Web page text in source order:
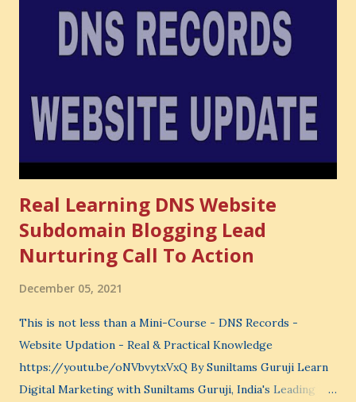
also lose the chance to choose something better. This is a
very powerful idea. As a digital coach, every day you are
choose where to spend your money. You choose what to
learn. You choose what to avoid. And even when you do
not...
Real Learning DNS Website
Subdomain Blogging Lead
Nurturing Call To Action
December 05, 2021
This is not less than a Mini-Course - DNS Records -
Website Updation - Real & Practical Knowledge
https://youtu.be/oNVbvytxVxQ By Suniltams Guruji Learn
Digital Marketing with Suniltams Guruji, India's Leading